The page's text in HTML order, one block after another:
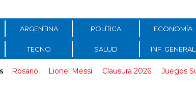
ARGENTINA POLÍTICA ECONOMÍA
TECNO SALUD INF. GENERAL
Rosario Lionel Messi Clausura 2026 Juegos